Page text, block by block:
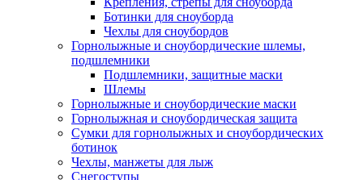
Ботинки для сноуборда
Чехлы для сноубордов
Горнолыжные и сноубордические шлемы,
подшлемники
Подшлемники, защитные маски
Шлемы
Горнолыжные и сноубордические маски
Горнолыжная и сноубордическая защита
Сумки для горнолыжных и сноубордических
ботинок
Чехлы, манжеты для лыж
Снегоступы